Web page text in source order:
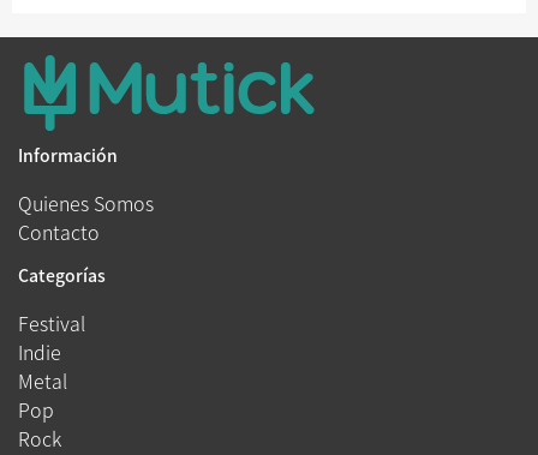
Información
Quienes Somos
Contacto
Categorías
Festival
Indie
Metal
Pop
Rock